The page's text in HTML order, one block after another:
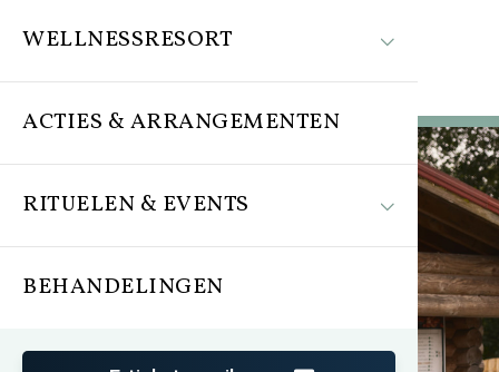
WELLNESSRESORT
ACTIES & ARRANGEMENTEN
RITUELEN & EVENTS
BEHANDELINGEN